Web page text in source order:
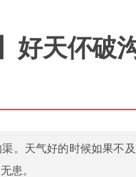
好天伓破
。天气好的时候如果不
患。